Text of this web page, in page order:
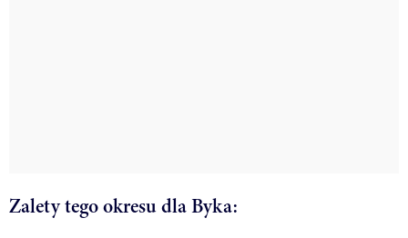
Zalety tego okresu dla Byka: